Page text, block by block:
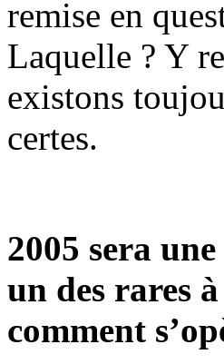
remise en
Laquelle ? Y
existons
certes.
2005 sera
un des rares
comment